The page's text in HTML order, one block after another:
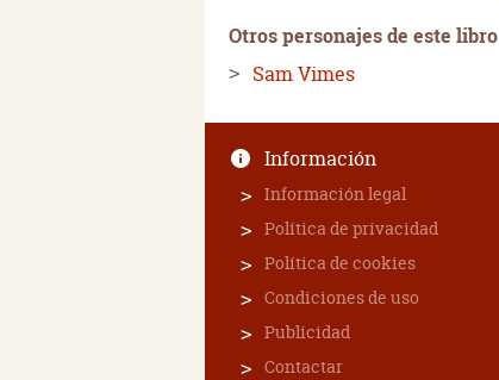
Otros personajes de este libro
Sam Vimes
Información
Información legal
Política de privacidad
Política de cookies
Condiciones de uso
Publicidad
Contactar